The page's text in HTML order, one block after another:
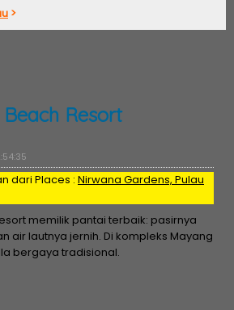
>
Resort
dari Places : Nirwana Gardens, Pulau
memilik pantai terbaik: pasirnya
air lautnya jernih. Di kompleks Mayang
bergaya tradisional.